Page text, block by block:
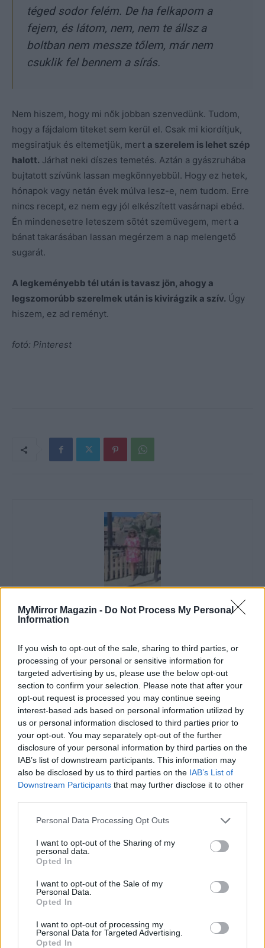
MyMirror Magazin - Do Not Process My Personal
Information
If you wish to opt-out of the sale, sharing to third parties, or
processing of your personal or sensitive information for
targeted advertising by us, please use the below opt-out
section to confirm your selection. Please note that after your
opt-out request is processed you may continue seeing
interest-based ads based on personal information utilized by
us or personal information disclosed to third parties prior to
your opt-out. You may separately opt-out of the further
disclosure of your personal information by third parties on the
IAB’s list of downstream participants. This information may
also be disclosed by us to third parties on the IAB’s List of
Downstream Participants that may further disclose it to other
Personal Data Processing Opt Outs
I want to opt-out of the Sharing of my
personal data.
Opted In
I want to opt-out of the Sale of my
Personal Data.
Opted In
I want to opt-out of processing my
Personal Data for Targeted Advertising.
Opted In
téged sodor felém. De ha felkapom a
fejem, és látom, nem, nem te állsz a
boltban nem messze tőlem, már nem
csuklik fel bennem a sírás.
Nem hiszem, hogy mi nők jobban szenvedünk. Tudom,
hogy a fájdalom titeket sem kerül el. Csak mi kiordítjuk,
megsiratjuk és eltemetjük, mert a szerelem is lehet szép
halott. Járhat neki díszes temetés. Aztán a gyászruhába
bujtatott szívünk lassan megkönnyebbül. Hogy ez hetek,
hónapok vagy netán évek múlva lesz-e, nem tudom. Erre
nincs recept, ez nem egy jól elkészített vasárnapi ebéd.
Én mindenesetre leteszem sötét szemüvegem, mert a
bánat takarásában lassan megérzem a nap melengető
sugarát.
A legkeményebb tél után is tavasz jön, ahogy a
legszomorúbb szerelmek után is kivirágzik a szív. Úgy
hiszem, ez ad reményt.
fotó: Pinterest
Imre Hilda
Oktatás és nevelés területén dolgozom, de minden
mögé és közben keresem az embert, a nőt a jól legyártott álarcok
mögött. Néha meséket is írok, de gyakrabban novellákat,
cikkeket és apró vicces történeteket.
KAPCSOLÓDÓ CIKKEK TÖBB A SZERZŐTŐL
Bivalytej és vino rosso 9.rész